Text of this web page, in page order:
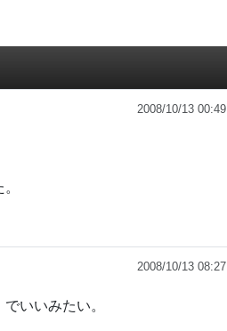
2008/10/13 00:49
2008/10/13 08:27
いいみたい。